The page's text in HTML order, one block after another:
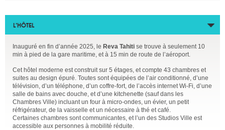
L’HÔTEL
Inauguré en fin d’année 2025, le Reva Tahiti se trouve à seulement 10
min à pied de la gare maritime, et à 15 min de route de l’aéroport.
Cet hôtel moderne est construit sur 5 étages, et compte 43 chambres et
suites au design épuré. Toutes sont équipées de l’air conditionné, d’une
télévision, d’un téléphone, d’un coffre-fort, de l’accès internet Wi-Fi, d’une
salle de bains avec douche, et d’une kitchenette (sauf dans les
Chambres Ville) incluant un four à micro-ondes, un évier, un petit
réfrigérateur, de la vaisselle et un nécessaire à thé et café.
Certaines chambres sont communicantes, et l’un des Studios Ville est
accessible aux personnes à mobilité réduite.